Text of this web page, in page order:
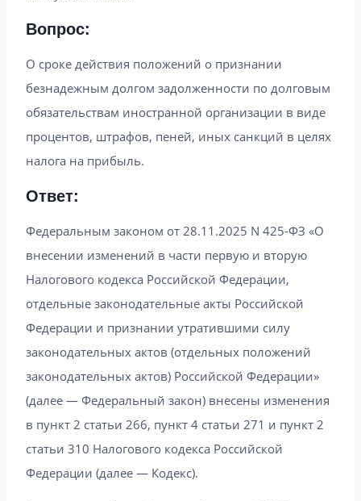
Вопрос:
О сроке действия положений о признании
безнадежным долгом задолженности по долговым
обязательствам иностранной организации в виде
процентов, штрафов, пеней, иных санкций в целях
налога на прибыль.
Ответ:
Федеральным законом от 28.11.2025 N 425-ФЗ «О
внесении изменений в части первую и вторую
Налогового кодекса Российской Федерации,
отдельные законодательные акты Российской
Федерации и признании утратившими силу
законодательных актов (отдельных положений
законодательных актов) Российской Федерации»
(далее — Федеральный закон) внесены изменения
в пункт 2 статьи 266, пункт 4 статьи 271 и пункт 2
статьи 310 Налогового кодекса Российской
Федерации (далее — Кодекс).